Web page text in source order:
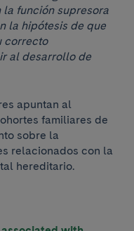
la función supresora
la hipótesis de que
correcto
al desarrollo de
apuntan al
familiares de
sobre la
relacionados con la
hereditario.